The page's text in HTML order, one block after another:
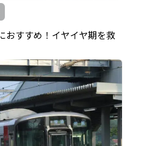
おすすめ！イヤイヤ期を救